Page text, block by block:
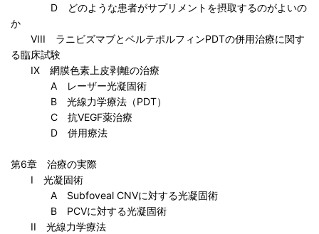
D どのような患者がサプリメントを摂取するのがよいの
か
VIII ラニビズマブとベルテポルフィンPDTの併用治療に関す
る臨床試験
IX 網膜色素上皮剥離の治療
A レーザー光凝固術
B 光線力学療法（PDT）
C 抗VEGF薬治療
D 併用療法
第6章 治療の実際
I 光凝固術
A Subfoveal CNVに対する光凝固術
B PCVに対する光凝固術
II 光線力学療法